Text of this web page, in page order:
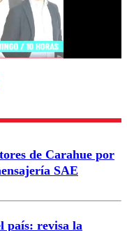
Enviar comentario
de Carahue por
SAE
país: revisa la